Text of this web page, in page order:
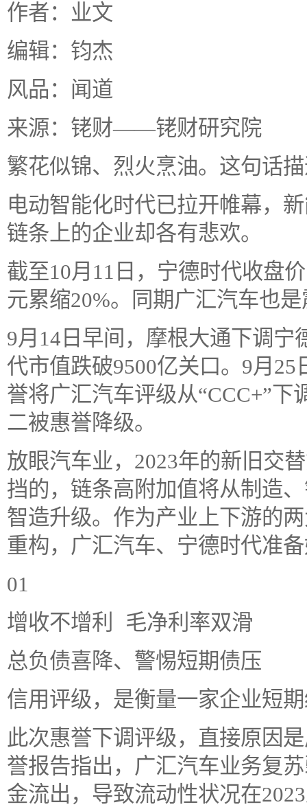
作者：业文
编辑：钧杰
风品：闻道
来源：铑财——铑财研究院
繁花似锦、烈火烹油。这句话
电动智能化时代已拉开帷幕，
链条上的企业却各有悲欢。
截至10月11日，宁德时代收盘
元累缩20%。同期广汇汽车也
9月14日早间，摩根大通下调
代市值跌破9500亿关口。9月
誉将广汇汽车评级从“CCC+”下
二被惠誉降级。
放眼汽车业，2023年的新旧交
挡的，链条高附加值将从制造
智造升级。作为产业上下游的
重构，广汇汽车、宁德时代准
01
增收不增利 毛净利率双滑
总负债喜降、警惕短期债压
信用评级，是衡量一家企业短
此次惠誉下调评级，直接原因
誉报告指出，广汇汽车业务复
金流出，导致流动性状况在